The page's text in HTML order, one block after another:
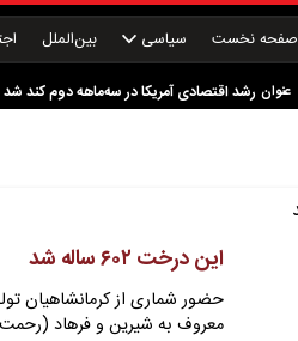
صفحه نخست سیاسی بین‌الملل
عنوان
اعدام در ملاء عام، به‌نام بازدارندگی به
رشد اقتصادی آمریکا در سه‌ماهه دوم کند شد
این درخت ۶۰۲ ساله شد
معروف به شیرین و فرهاد